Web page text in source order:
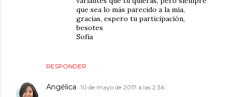
RESPONDER
que sea lo más parecido a la mía,
gracias, espero tu participación,
besotes
Sofía
Angélica 10 de mayo de 2017 a las 2:36